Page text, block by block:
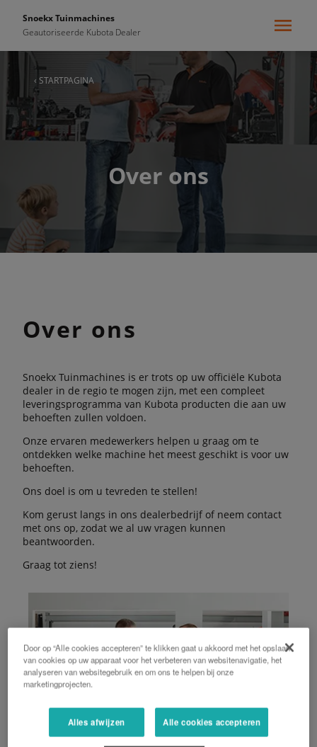
Snoekx Tuinmachines
Geautoriseerde Kubota Dealer
‹ STARTPAGINA
Over ons
Over ons
Snoekx Tuinmachines is er trots op uw officiële Kubota
dealer in de regio te mogen zijn, met een compleet
leveringsprogramma van Kubota producten die aan uw
behoeften zullen voldoen.
Onze ervaren medewerkers helpen u graag om te
ontdekken welke machine het meest geschikt is voor uw
behoeften.
Ons doel is om u tevreden te stellen!
Kom gerust langs in ons dealerbedrijf of neem contact
met ons op, zodat we al uw vragen kunnen
beantwoorden.
Graag tot ziens!
Door op “Alle cookies accepteren” te klikken gaat u akkoord met het opslaan
van cookies op uw apparaat voor het verbeteren van websitenavigatie, het
analyseren van websitegebruik en om ons te helpen bij onze
marketingprojecten.
Alles afwijzen Alle cookies accepteren